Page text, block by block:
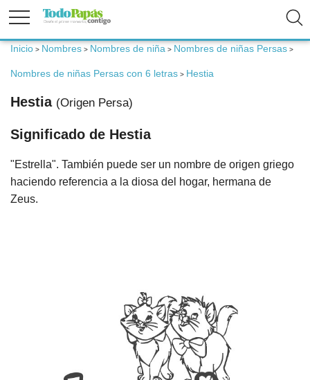
Fertilidad
Embarazo
Bebé
Inicio > Nombres > Nombres de niña > Nombres de niñas Persas >
Nombres de niñas Persas con 6 letras > Hestia
Hestia (Origen Persa)
Significado de Hestia
"Estrella". También puede ser un nombre de origen griego
haciendo referencia a la diosa del hogar, hermana de
Zeus.